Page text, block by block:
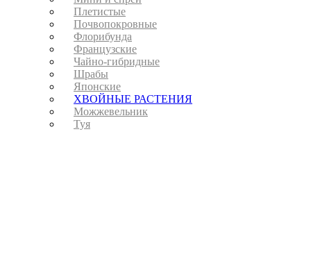
Плетистые
Почвопокровные
Флорибунда
Французские
Чайно-гибридные
Шрабы
Японские
ХВОЙНЫЕ РАСТЕНИЯ
Можжевельник
Туя